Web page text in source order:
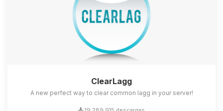
ClearLagg
A new perfect way to clear common lagg in your server!